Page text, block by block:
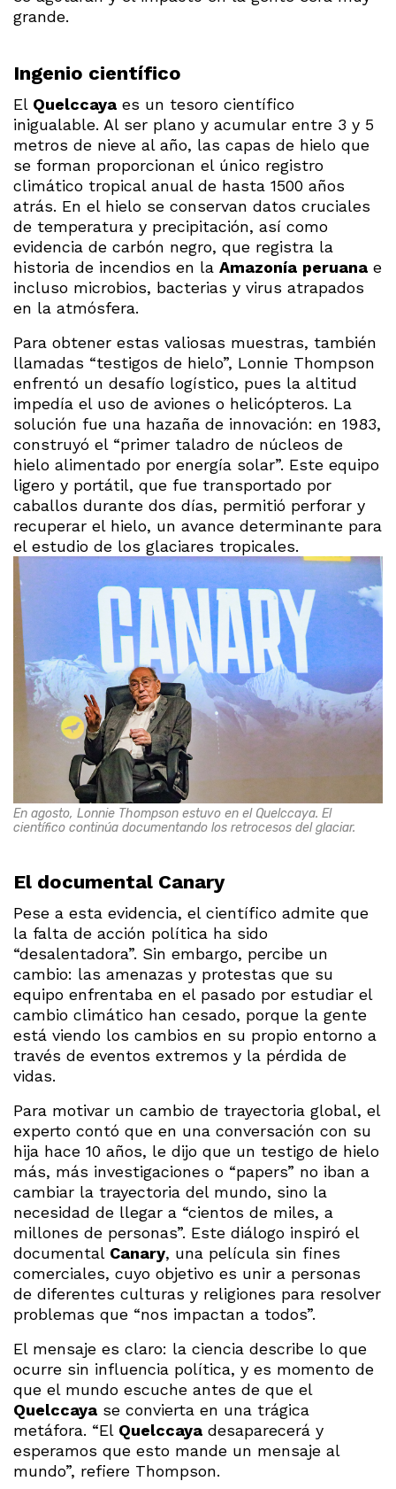
grande.
Ingenio científico
El Quelccaya es un tesoro científico
inigualable. Al ser plano y acumular entre 3 y 5
metros de nieve al año, las capas de hielo que
se forman proporcionan el único registro
climático tropical anual de hasta 1500 años
atrás. En el hielo se conservan datos cruciales
de temperatura y precipitación, así como
evidencia de carbón negro, que registra la
historia de incendios en la Amazonía peruana e
incluso microbios, bacterias y virus atrapados
en la atmósfera.
Para obtener estas valiosas muestras, también
llamadas “testigos de hielo”, Lonnie Thompson
enfrentó un desafío logístico, pues la altitud
impedía el uso de aviones o helicópteros. La
solución fue una hazaña de innovación: en 1983,
construyó el “primer taladro de núcleos de
hielo alimentado por energía solar”. Este equipo
ligero y portátil, que fue transportado por
caballos durante dos días, permitió perforar y
recuperar el hielo, un avance determinante para
el estudio de los glaciares tropicales.
En agosto, Lonnie Thompson estuvo en el Quelccaya. El
científico continúa documentando los retrocesos del glaciar.
El documental Canary
Pese a esta evidencia, el científico admite que
la falta de acción política ha sido
“desalentadora”. Sin embargo, percibe un
cambio: las amenazas y protestas que su
equipo enfrentaba en el pasado por estudiar el
cambio climático han cesado, porque la gente
está viendo los cambios en su propio entorno a
través de eventos extremos y la pérdida de
vidas.
Para motivar un cambio de trayectoria global, el
experto contó que en una conversación con su
hija hace 10 años, le dijo que un testigo de hielo
más, más investigaciones o “papers” no iban a
cambiar la trayectoria del mundo, sino la
necesidad de llegar a “cientos de miles, a
millones de personas”. Este diálogo inspiró el
documental Canary, una película sin fines
comerciales, cuyo objetivo es unir a personas
de diferentes culturas y religiones para resolver
problemas que “nos impactan a todos”.
El mensaje es claro: la ciencia describe lo que
ocurre sin influencia política, y es momento de
que el mundo escuche antes de que el
Quelccaya se convierta en una trágica
metáfora. “El Quelccaya desaparecerá y
esperamos que esto mande un mensaje al
mundo”, refiere Thompson.